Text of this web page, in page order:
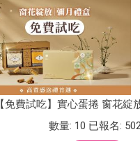
【免費試吃】實心蛋捲 窗花綻
數量: 10 已報名: